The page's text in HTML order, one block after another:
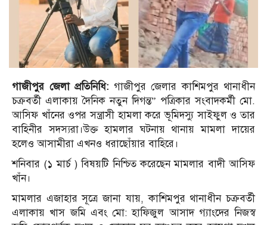
গাজীপুর জেলা প্রতিনিধি: গাজীপুর জেলার কাশিমপুর থানাধীন
চক্রবর্তী এলাকায় দৈনিক নতুন দিগন্ত” পত্রিকার সংবাদকর্মী মো.
আসিফ খাঁনের ওপর সন্ত্রাসী হামলা করে ভূমিদস্যু সাইফুল ও তার
বাহিনীর সদস্যরা।উক্ত হামলার ঘটনায় থানায় মামলা দায়ের
হলেও আসামীরা এখনও ধরাছোঁয়ার বাহিরে।
শনিবার (১ মার্চ ) বিষয়টি নিশ্চিত করেছেন মামলার বাদী আসিফ
খাঁন।
মামলার এজাহার সূত্রে জানা যায়, কাশিমপুর থানাধীন চক্রবর্তী
এলাকায় খাস জমি এবং মো: হাফিজুল আসাদ গ্যাংদের নিজস্ব